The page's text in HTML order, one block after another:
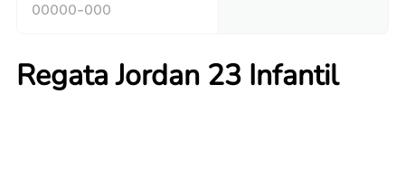
Regata Jordan 23 Infantil